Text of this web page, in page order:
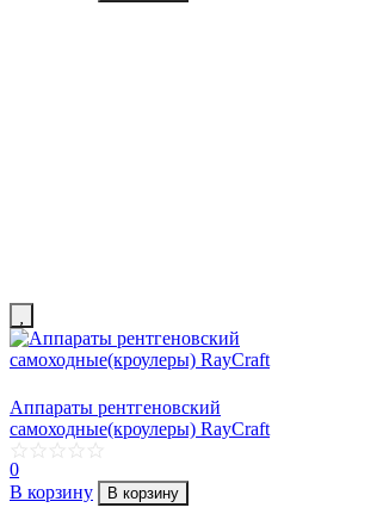
Аппараты рентгеновский
самоходные(кроулеры) RayCraft
0
В корзину
В корзину